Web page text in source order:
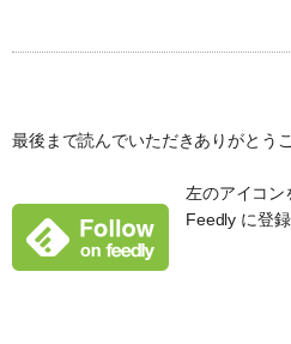
最後まで読んでいただきありがとう
左のアイコン
Feedly に登